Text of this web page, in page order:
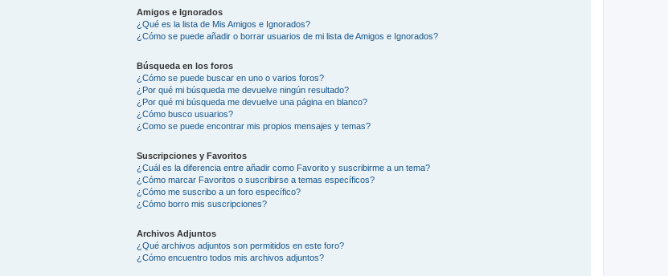
Amigos e Ignorados
¿Qué es la lista de Mis Amigos e Ignorados?
¿Cómo se puede añadir o borrar usuarios de mi lista de Amigos e Ignorados?
Búsqueda en los foros
¿Cómo se puede buscar en uno o varios foros?
¿Por qué mi búsqueda me devuelve ningún resultado?
¿Por qué mi búsqueda me devuelve una página en blanco?
¿Cómo busco usuarios?
¿Como se puede encontrar mis propios mensajes y temas?
Suscripciones y Favoritos
¿Cuál es la diferencia entre añadir como Favorito y suscribirme a un tema?
¿Cómo marcar Favoritos o suscribirse a temas específicos?
¿Cómo me suscribo a un foro específico?
¿Cómo borro mis suscripciones?
Archivos Adjuntos
¿Qué archivos adjuntos son permitidos en este foro?
¿Cómo encuentro todos mis archivos adjuntos?